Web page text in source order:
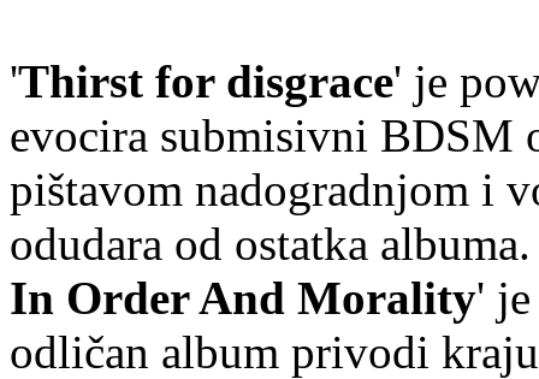
'Thirst for disgrace' je
evocira submisivni BDSM
pištavom nadogradnjom i
odudara od ostatka
In Order And Morality'
odličan album privodi